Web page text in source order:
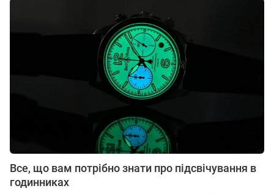
Все, що вам потрібно знати про підсвічування в
годинниках